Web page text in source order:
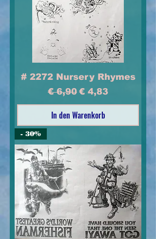
# 2272 Nursery Rhymes
Standardpreis
€ 6,90 Sale-Preis
€ 4,83
In den Warenkorb
- 30%